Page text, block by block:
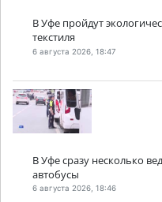
В Уфе пройдут
текстиля
6 августа 2026, 18:47
В Уфе сразу несколько
автобусы
6 августа 2026, 18:46